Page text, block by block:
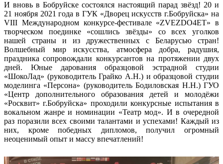
И вновь в Бобруйске состоялся настоящий парад звёзд! 20 и
21 ноября 2021 года в ГУК «Дворец искусств г.Бобруйска» на
VIII Международном конкурсе-фестивале «ZVEZDO4ET» в
творческом поединке «сошлись звёзды» со всех уголков
нашей страны и из дружественных с Беларусью стран!
Волшебный мир искусства, атмосфера добра, радушия,
праздника сопровождали конкурсантов на протяжении двух
дней. Юные дарования образцовой эстрадной студии
«ШокоЛад» (руководитель Грайко А.Н.) и образцовой студии
моделинга «Персона» (руководитель Бодиловская Н.Н.) ГУО
«Центр дополнительного образования детей и молодёжи
«Росквит» г.Бобруйска» проходили конкурсные испытания в
вокальном жанре и номинации «Театр мод». И в очередной
раз поразили всех своими талантами и успехами! Каждый из
них, кроме победных дипломов, получил огромный
неоценимый опыт и массу впечатлений!